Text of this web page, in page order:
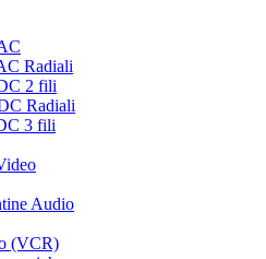
Radiali
2 fili
Radiali
3 fili
Audio
(VCR)